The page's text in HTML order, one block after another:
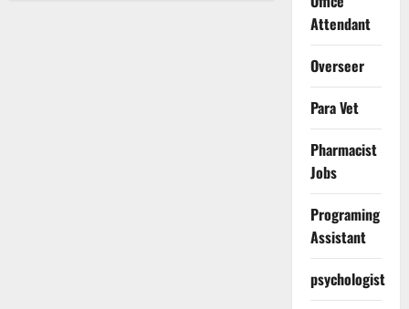
Attendant
Overseer
Para Vet
Pharmacist
Jobs
Programing
Assistant
psychologist